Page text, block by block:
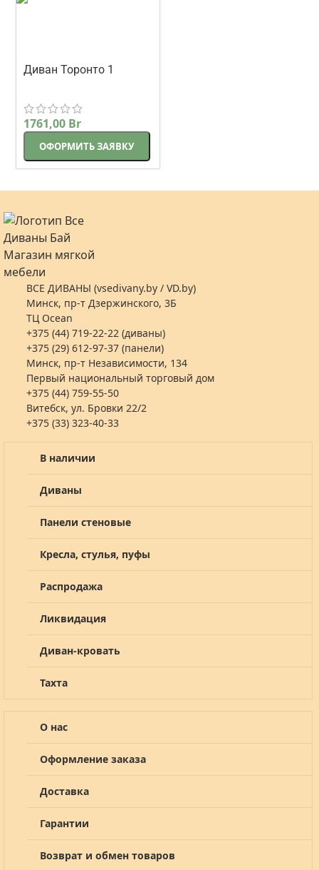
Диван Торонто 1
бежевый
1761,00 Br
ОФОРМИТЬ ЗАЯВКУ
ВСЕ ДИВАНЫ (vsedivany.by / VD.by)
Минск, пр-т Дзержинского, 3Б
ТЦ Ocean
+375 (44) 719-22-22 (диваны)
+375 (29) 612-97-37 (панели)
Минск, пр-т Независимости, 134
Первый национальный торговый дом
+375 (44) 759-55-50
Витебск, ул. Бровки 22/2
+375 (33) 323-40-33
В наличии
Диваны
Панели стеновые
Кресла, стулья, пуфы
Распродажа
Ликвидация
Диван-кровать
Тахта
О нас
Оформление заказа
Доставка
Гарантии
Возврат и обмен товаров